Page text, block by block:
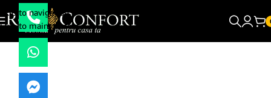
Skip to navigation
Skip to main content